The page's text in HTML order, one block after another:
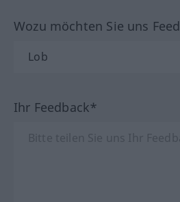
Wozu möchten Sie uns
Ihr Feedback*